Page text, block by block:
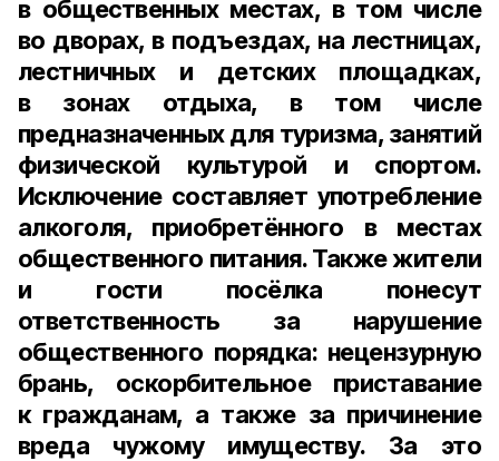
в общественных местах, в том числе
во дворах, в подъездах, на лестницах,
лестничных и детских площадках,
в зонах отдыха, в том числе
предназначенных для туризма, занятий
физической культурой и спортом.
Исключение составляет употребление
алкоголя, приобретённого в местах
общественного питания. Также жители
и гости посёлка понесут
ответственность за нарушение
общественного порядка: нецензурную
брань, оскорбительное приставание
к гражданам, а также за причинение
вреда чужому имуществу. За это